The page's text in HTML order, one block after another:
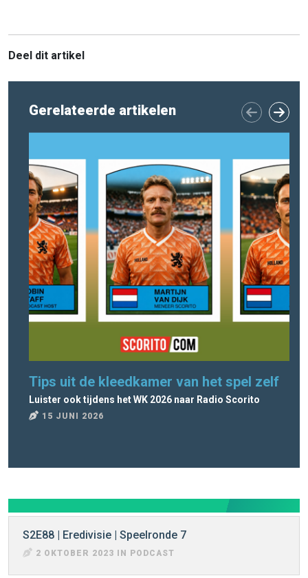
Deel dit artikel
Gerelateerde artikelen
Tips uit de kleedkamer van het spel zelf
Luister ook tijdens het WK 2026 naar Radio Scorito
15 JUNI 2026
S2E88 | Eredivisie | Speelronde 7
2 OKTOBER 2023 IN PODCAST